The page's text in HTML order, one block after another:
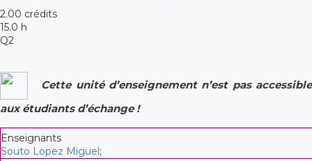
2.00 crédits
15.0 h
Q2
Cette unité d’enseignement n’est pas accessible
aux étudiants d’échange !
Enseignants
Souto Lopez Miguel;